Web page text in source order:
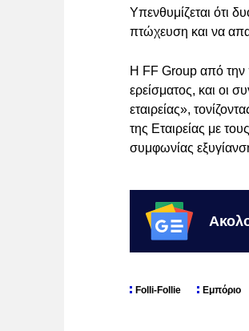
Υπενθυμίζεται ότι
πτώχευση και να
Η FF Group από την
ερείσματος, και οι
εταιρείας»,
της Εταιρείας με
συμφωνίας
Folli-Follie Εμπόριο